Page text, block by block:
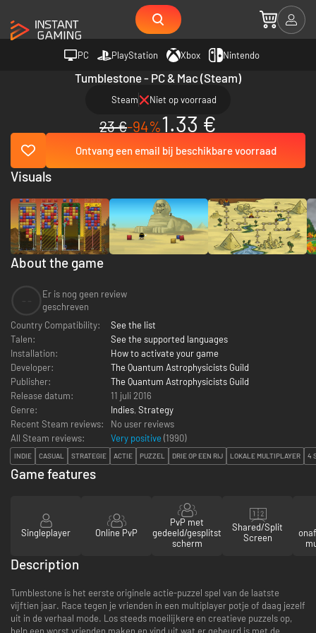
PC PlayStation Xbox Nintendo
Tumblestone - PC & Mac (Steam)
Steam Niet op voorraad
23 €-94%1.33 €
Ontvang een email bij beschikbare voorraad
About the game
Er is nog geen review
geschreven
Country Compatibility:
See the list
Talen:
See the supported languages
Installation:
How to activate your game
Developer:
The Quantum Astrophysicists Guild
Publisher:
The Quantum Astrophysicists Guild
Release datum:
11 juli 2016
Genre:
Indies, Strategy
Recent Steam reviews:
No user reviews
All Steam reviews:
Very positive (1990)
INDIE CASUAL STRATEGIE ACTIE PUZZEL DRIE OP EEN RIJ LOKALE MULTIPLAYER 4
Visuals
Game features
Singleplayer Online PvP
PvP met
gedeeld/gesplitst
scherm
Shared/Split
Screen
Description
Tumblestone is het eerste originele actie-puzzel spel van de laatste
vijftien jaar. Race tegen je vrienden in een multiplayer potje of daag jezelf
uit in de verhaal mode. Los steeds moeilijkere en creatieve puzzels op,
help een worst vrienden maken en vind uit wat er gebeurd is met de